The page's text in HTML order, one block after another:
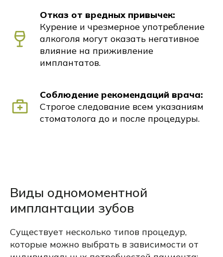
Отказ от вредных привычек:
Курение и чрезмерное употребление
алкоголя могут оказать негативное
влияние на приживление
имплантатов.
Соблюдение рекомендаций врача:
Строгое следование всем указаниям
стоматолога до и после процедуры.
Виды одномоментной
имплантации зубов
Существует несколько типов процедур,
которые можно выбрать в зависимости от